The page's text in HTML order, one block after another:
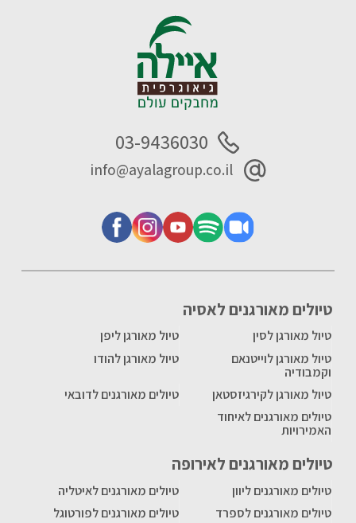
טיולים מאורגנים לאסיה
טיול מאורגן לסין
טיול מאורגן ליפן
טיול מאורגן לוייטנאם
וקמבודיה
טיול מאורגן להודו
טיול מאורגן לקירגיזסטאן
טיולים מאורגנים לדובאי
טיולים מאורגנים לאיחוד
האמירויות
טיולים מאורגנים לאירופה
טיולים מאורגנים ליוון
טיולים מאורגנים לאיטליה
טיולים מאורגנים לספרד
טיולים מאורגנים לפורטוגל
03-9436030
info@ayalagroup.co.il